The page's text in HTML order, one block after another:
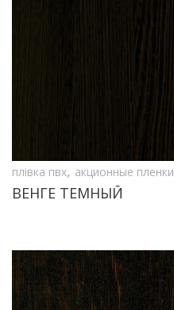
плівка пвх, акционные пленки
ВЕНГЕ ТЕМНЫЙ